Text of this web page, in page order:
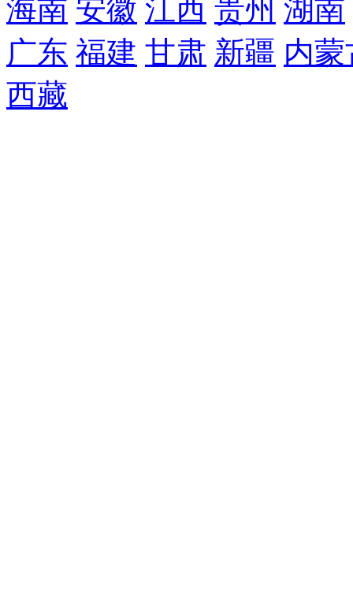
海南 安徽 江西 贵州 湖南
广东 福建 甘肃 新疆 内蒙
西藏